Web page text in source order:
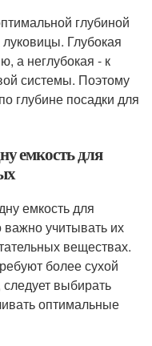
глубиной
Глубокая
а неглубокая - к
системы. Поэтому
глубине посадки для
емкость для
емкость для
важно учитывать их
веществах.
более сухой
выбирать
оптимальные